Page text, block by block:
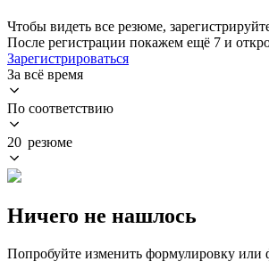
Чтобы видеть все резюме,
После регистрации покажем ещё 7 и
Зарегистрироваться
За всё время
По соответствию
20 резюме
Ничего не нашлось
Попробуйте изменить формулировку или